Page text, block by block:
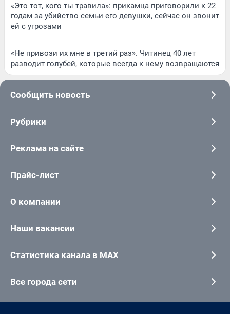
«Это тот, кого ты травила»: прикамца приговорили к 22
годам за убийство семьи его девушки, сейчас он звонит
ей с угрозами
«Не привози их мне в третий раз». Читинец 40 лет
разводит голубей, которые всегда к нему возвращаются
Сообщить новость
Рубрики
Реклама на сайте
Прайс-лист
О компании
Наши вакансии
Статистика канала в MAX
Все города сети